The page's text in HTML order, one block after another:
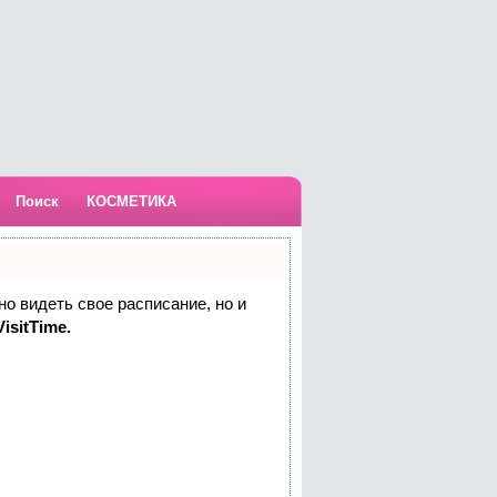
Поиск КОСМЕТИКА
видеть свое расписание, но и